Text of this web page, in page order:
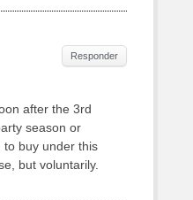
after the 3rd
season or
to buy under this
but voluntarily.
Responder